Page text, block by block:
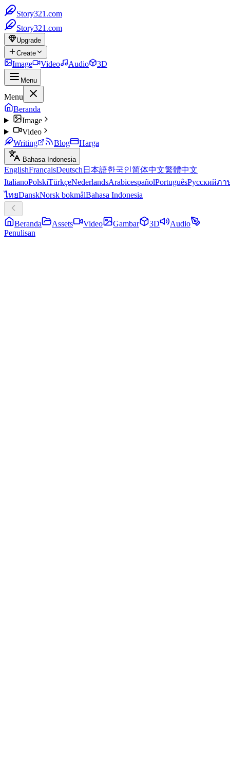
Story321.com
Story321.com
Upgrade
Create
Image Video Audio 3D
Menu
Menu
Beranda
Image
Video
Writing
Blog Harga
Bahasa Indonesia
EnglishFrançaisDeutsch 日本語한국인简体中文繁體中文
ItalianoPolskiTürkçeNederlandsArabicespañolPortuguêsРусскийภา
ไทยDanskNorsk bokmålBahasa Indonesia
Beranda Assets Video Gambar 3D
Audio
Penulisan